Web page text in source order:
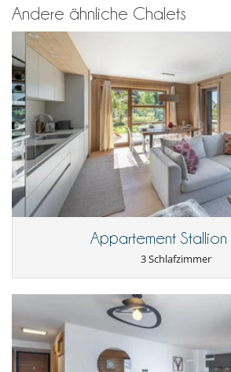
Innen-Swimmingpool
Internetzugang (Wifi)
Sauna
Ansonsten Gebühren können dem Kunden in
- Der Mieter verpflichtet sich, die Wohnung in
Zustand der Sauberkeit zu halten. Er muss
sein Geschirr reinigen, bevor er die Wohnung
Wohnung in einem Zustand zurückgegeben
ungewöhnlich übermäßige Reinigung
zusätzlichen Kosten von der Kaution abgezogen.
- Events und Parties sind ohne vorherige
verboten
- Haustiere nicht erlaubt
- Kinder willkommen
- Kinder: Benützung des Whirlpools, Pools, der
Hammam nur unter Aufsicht eines Erwachsenen
- Rauchen ist auf dem Gelände nicht erlaubt
- Sprache des Personals : Englisch - Französisch
- Betrag der Kaution, die vom Eigentümer
- Die Mietkaution ist in der folgenden Form zu
Buchungsbedingungen
- Höhe der Anzahlung bei Buchung an
- 2. Zahlung45 Tage vor Anreisetermin :
an Villanovo zu bezahlen.
- Eigentümer kann Zahlungen vor Ort in
Andere ähnliche Chalets
Appartement
3 Schlafzimmer